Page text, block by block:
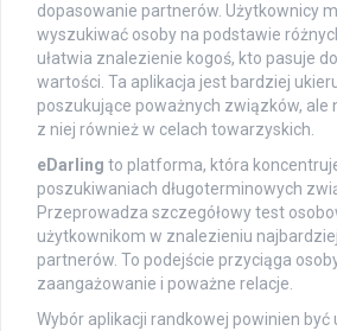
dopasowanie partnerów. Użytkownicy
wyszukiwać osoby na podstawie
ułatwia znalezienie kogoś, kto pasuje
wartości. Ta aplikacja jest bardziej
poszukujące poważnych związków, ale
z niej również w celach towarzyskich.
eDarling to platforma, która
poszukiwaniach długoterminowych
Przeprowadza szczegółowy test
użytkownikom w znalezieniu
partnerów. To podejście przyciąga
zaangażowanie i poważne relacje.
Wybór aplikacji randkowej powinien być